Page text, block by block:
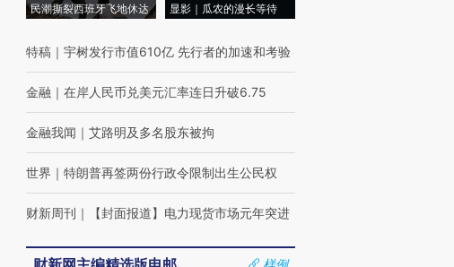
民潮撕裂西班牙飞地休达
显影｜瓜农的漫长等待
特稿 ｜ 宇树发行市值610亿 先行者的加速和考验
金融 ｜ 在岸人民币兑美元汇率连日升破6.75
金融我闻 ｜ 艾路明及多名股东被拘
世界 ｜ 特朗普再签两份行政令限制出生公民权
财新周刊 ｜ 【封面报道】电力现货市场元年突进